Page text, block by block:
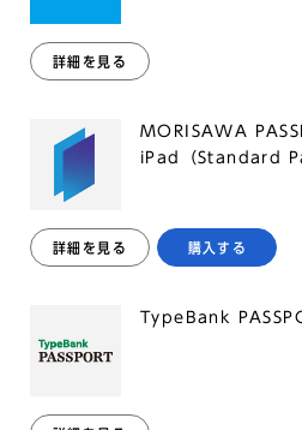
詳細を見る
MORISAWA
iPad（Standard
詳細を見る 購入する
TypeBank